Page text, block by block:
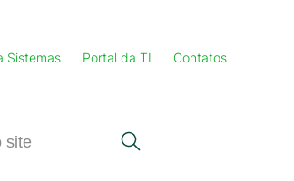
Sistemas Portal da TI Contatos